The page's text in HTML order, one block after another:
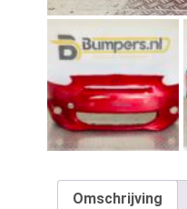
Omschrijving